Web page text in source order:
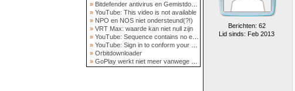
» Bitdefender antivirus en Gemistdowloader
» YouTube: This video is not available
» NPO en NOS niet ondersteund(?!)
» VRT Max: waarde kan niet null zijn
» YouTube: Sequence contains no elements
» YouTube: Sign in to conform your not a bot
» Orbitdownloader
» GoPlay werkt niet meer vanwege nieuwe webadres
Berichten: 62
Lid sinds: Feb 2013